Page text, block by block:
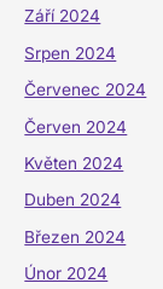
Září 2024
Srpen 2024
Červenec 2024
Červen 2024
Květen 2024
Duben 2024
Březen 2024
Únor 2024